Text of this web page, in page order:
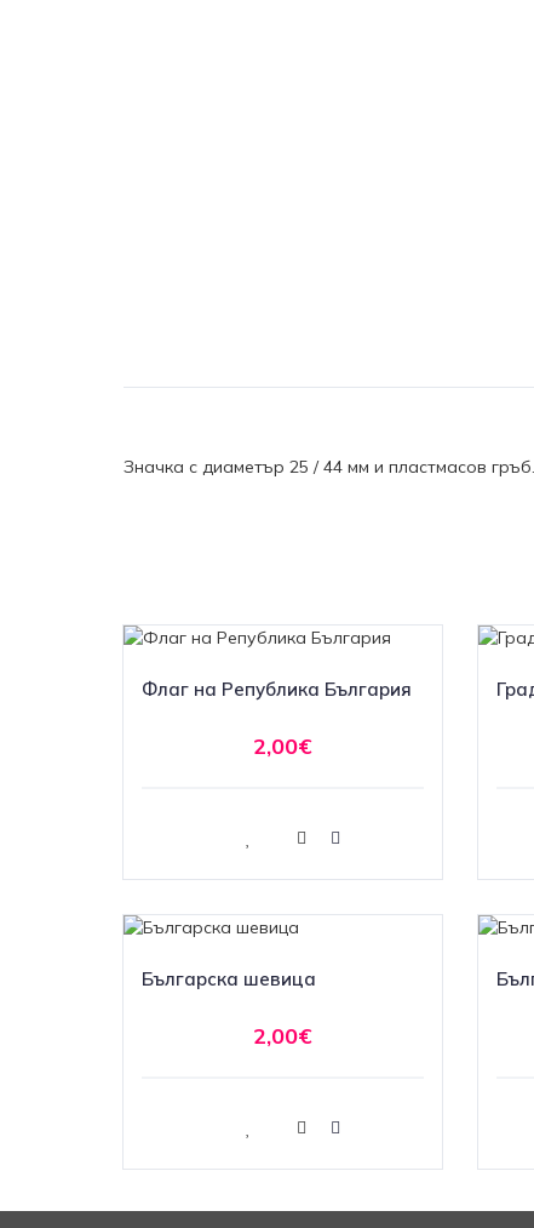
Значка с диаметър 25 / 44 мм и пластмасов гръб.
Флаг на Република България
2,00€
Купи
Българска шевица
2,00€
Купи